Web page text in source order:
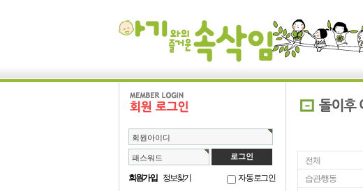
회원아이디
패스워드
회원가입 정보찾기 자동로그인
전체
습관/행동